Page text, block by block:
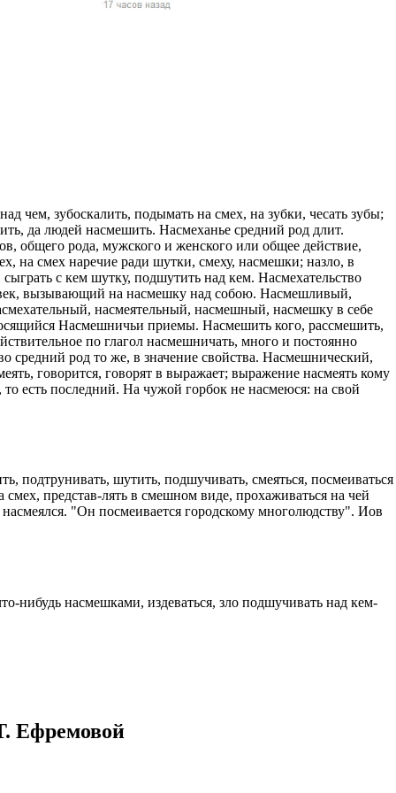
женщин и
страны),
встреча
проживание.
РФ!
в
банка,
чем, зубоскалить, подымать на смех, на зубки, чесать зубы;
да людей насмешить. Насмеханье средний род длит.
общего рода, мужского и женского или общее действие,
на смех наречие ради шутки, смеху, насмешки; назло, в
с кем шутку, подшутить над кем. Насмехательство
вызывающий на насмешку над собою. Насмешливый,
насмеятельный, насмешный, насмешку в себе
Насмешничьи приемы. Насмешить кого, рассмешить,
по глагол насмешничать, много и постоянно
средний род то же, в значение свойства. Насмешнический,
говорится, говорят в выражает; выражение насмеять кому
есть последний. На чужой горбок не насмеюся: на свой
подтрунивать, шутить, подшучивать, смеяться, посмеиваться
представ-лять в смешном виде, прохаживаться на чей
насмеялся. "Он посмеивается городскому многолюдству". Иов
нибудь насмешками, издеваться, зло подшучивать над кем-
Ефремовой